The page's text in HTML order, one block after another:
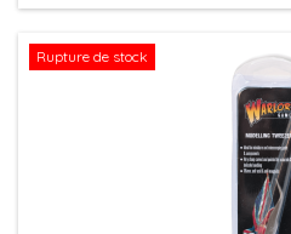
Rupture de stock